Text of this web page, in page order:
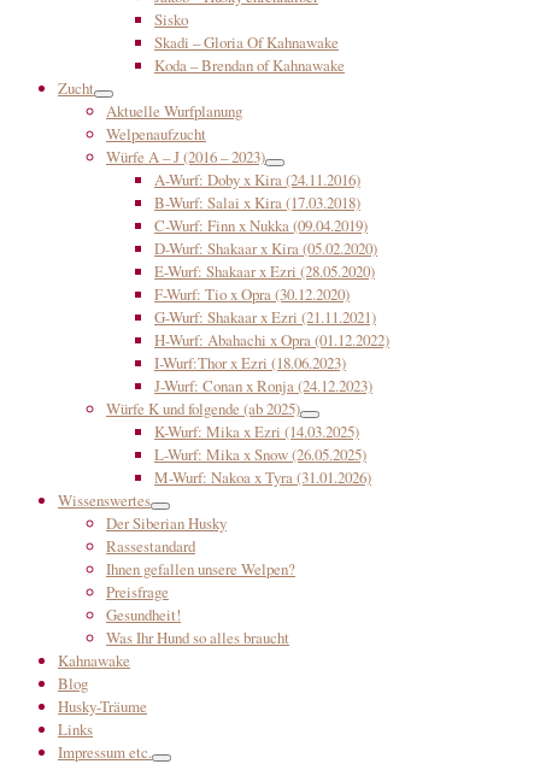
Sisko
Skadi – Gloria Of Kahnawake
Koda – Brendan of Kahnawake
Zucht
Aktuelle Wurfplanung
Welpenaufzucht
Würfe A – J (2016 – 2023)
A-Wurf: Doby x Kira (24.11.2016)
B-Wurf: Salai x Kira (17.03.2018)
C-Wurf: Finn x Nukka (09.04.2019)
D-Wurf: Shakaar x Kira (05.02.2020)
E-Wurf: Shakaar x Ezri (28.05.2020)
F-Wurf: Tio x Opra (30.12.2020)
G-Wurf: Shakaar x Ezri (21.11.2021)
H-Wurf: Abahachi x Opra (01.12.2022)
I-Wurf:Thor x Ezri (18.06.2023)
J-Wurf: Conan x Ronja (24.12.2023)
Würfe K und folgende (ab 2025)
K-Wurf: Mika x Ezri (14.03.2025)
L-Wurf: Mika x Snow (26.05.2025)
M-Wurf: Nakoa x Tyra (31.01.2026)
Wissenswertes
Der Siberian Husky
Rassestandard
Ihnen gefallen unsere Welpen?
Preisfrage
Gesundheit!
Was Ihr Hund so alles braucht
Kahnawake
Blog
Husky-Träume
Links
Impressum etc.